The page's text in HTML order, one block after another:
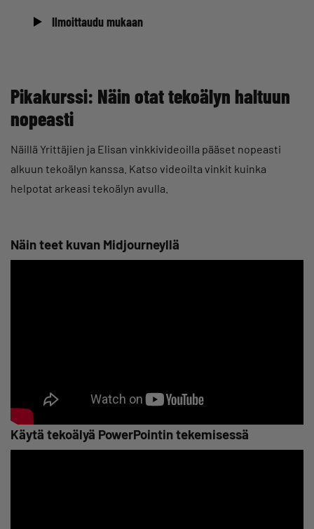
Ilmoittaudu mukaan
Pikakurssi: Näin otat tekoälyn haltuun
nopeasti
Näillä Yrittäjien ja Elisan vinkkivideoilla pääset nopeasti
alkuun tekoälyn kanssa. Katso videoilta vinkit kuinka
helpotat arkeasi tekoälyn avulla.
Näin teet kuvan Midjourneyllä
Käytä tekoälyä PowerPointin tekemisessä